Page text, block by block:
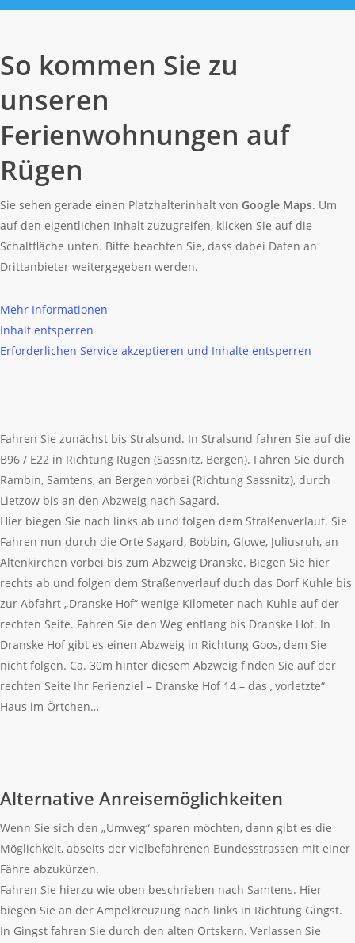
So kommen Sie zu
unseren
Ferienwohnungen auf
Rügen
Sie sehen gerade einen Platzhalterinhalt von Google Maps. Um
auf den eigentlichen Inhalt zuzugreifen, klicken Sie auf die
Schaltfläche unten. Bitte beachten Sie, dass dabei Daten an
Drittanbieter weitergegeben werden.
Mehr Informationen
Inhalt entsperren
Erforderlichen Service akzeptieren und Inhalte entsperren
Fahren Sie zunächst bis Stralsund. In Stralsund fahren Sie auf die
B96 / E22 in Richtung Rügen (Sassnitz, Bergen). Fahren Sie durch
Rambin, Samtens, an Bergen vorbei (Richtung Sassnitz), durch
Lietzow bis an den Abzweig nach Sagard.
Hier biegen Sie nach links ab und folgen dem Straßenverlauf. Sie
Fahren nun durch die Orte Sagard, Bobbin, Glowe, Juliusruh, an
Altenkirchen vorbei bis zum Abzweig Dranske. Biegen Sie hier
rechts ab und folgen dem Straßenverlauf duch das Dorf Kuhle bis
zur Abfahrt „Dranske Hof“ wenige Kilometer nach Kuhle auf der
rechten Seite. Fahren Sie den Weg entlang bis Dranske Hof. In
Dranske Hof gibt es einen Abzweig in Richtung Goos, dem Sie
nicht folgen. Ca. 30m hinter diesem Abzweig finden Sie auf der
rechten Seite Ihr Ferienziel – Dranske Hof 14 – das „vorletzte“
Haus im Örtchen…
Alternative Anreisemöglichkeiten
Wenn Sie sich den „Umweg“ sparen möchten, dann gibt es die
Möglichkeit, abseits der vielbefahrenen Bundesstrassen mit einer
Fähre abzukürzen.
Fahren Sie hierzu wie oben beschrieben nach Samtens. Hier
biegen Sie an der Ampelkreuzung nach links in Richtung Gingst.
In Gingst fahren Sie durch den alten Ortskern. Verlassen Sie